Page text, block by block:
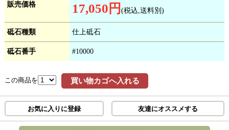
販売価格 17,050円 (税込,送料別)
砥石種類 仕上砥石
砥石番手 #10000
この商品を 買い物カゴへ入れる
お気に入りに登録 友達にオススメする